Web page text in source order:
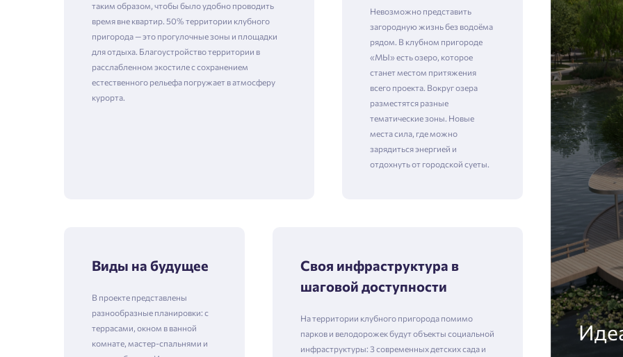
таким образом, чтобы было удобно проводить
время вне квартир. 50% территории клубного
пригорода — это прогулочные зоны и площадки
для отдыха. Благоустройство территории в
расслабленном экостиле с сохранением
естественного рельефа погружает в атмосферу
курорта.
Невозможно представить
загородную жизнь без водоёма
рядом. В клубном пригороде
«МЫ» есть озеро, которое
станет местом притяжения
всего проекта. Вокруг озера
разместятся разные
тематические зоны. Новые
места сила, где можно
зарядиться энергией и
отдохнуть от городской суеты.
Виды на будущее
В проекте представлены
разнообразные планировки: с
террасами, окном в ванной
комнате, мастер-спальнями и
Своя инфраструктура в
шаговой доступности
На территории клубного пригорода помимо
парков и велодорожек будут объекты социальной
инфраструктуры: 3 современных детских сада и